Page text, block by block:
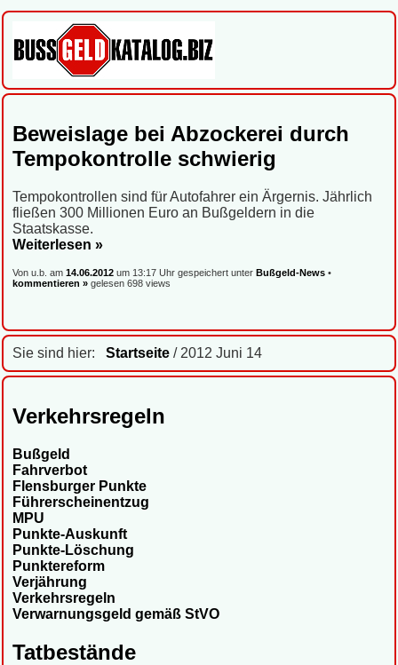
Sie sind hier: Startseite / 2012 Juni 14
Verkehrsregeln
Bußgeld
Fahrverbot
Flensburger Punkte
Führerscheinentzug
MPU
Punkte-Auskunft
Punkte-Löschung
Punktereform
Verjährung
Verkehrsregeln
Verwarnungsgeld gemäß StVO
Tatbestände
Beweislage bei Abzockerei durch
Tempokontrolle schwierig
Tempokontrollen sind für Autofahrer ein Ärgernis. Jährlich
fließen 300 Millionen Euro an Bußgeldern in die
Staatskasse.
Weiterlesen »
Von u.b. am 14.06.2012 um 13:17 Uhr gespeichert unter Bußgeld-News •
kommentieren » gelesen 698 views